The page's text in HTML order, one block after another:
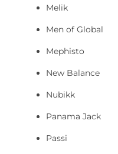
Melik
Men of Global
Mephisto
New Balance
Nubikk
Panama Jack
Passi